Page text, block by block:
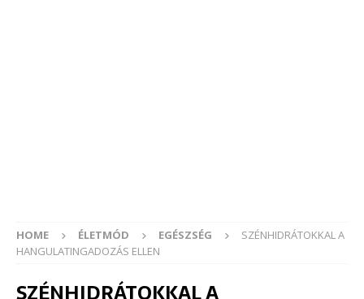
HOME ÉLETMÓD EGÉSZSÉG
SZÉNHIDRÁTOKKAL A
HANGULATINGADOZÁS ELLEN